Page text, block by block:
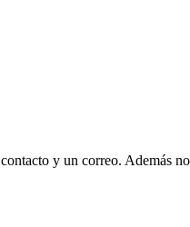
y un correo. Además